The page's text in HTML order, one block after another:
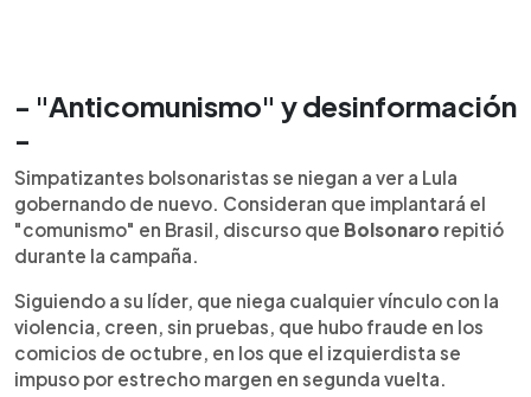
- "Anticomunismo" y desinformación
-
Simpatizantes bolsonaristas se niegan a ver a Lula
gobernando de nuevo. Consideran que implantará el
"comunismo" en Brasil, discurso que Bolsonaro repitió
durante la campaña.
Siguiendo a su líder, que niega cualquier vínculo con la
violencia, creen, sin pruebas, que hubo fraude en los
comicios de octubre, en los que el izquierdista se
impuso por estrecho margen en segunda vuelta.